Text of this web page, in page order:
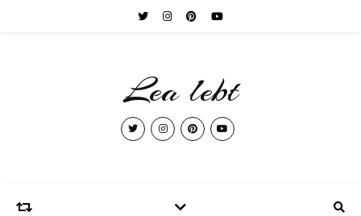
Lea lebt